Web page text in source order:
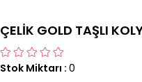
ÇELİK GOLD TAŞLI
Stok Miktarı : 0